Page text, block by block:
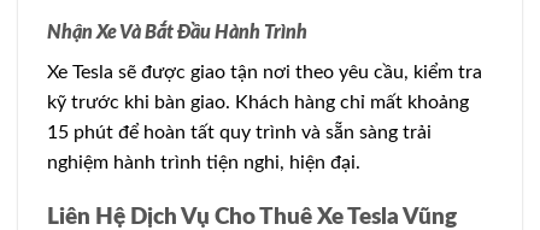
Nhận Xe Và Bắt Đầu Hành Trình
Xe Tesla sẽ được giao tận nơi theo yêu cầu, kiểm tra
kỹ trước khi bàn giao. Khách hàng chỉ mất khoảng
15 phút để hoàn tất quy trình và sẵn sàng trải
nghiệm hành trình tiện nghi, hiện đại.
Liên Hệ Dịch Vụ Cho Thuê Xe Tesla Vũng